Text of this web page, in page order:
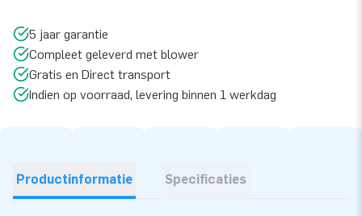
5 jaar garantie
Compleet geleverd met blower
Gratis en Direct transport
Indien op voorraad, levering binnen 1 werkdag
Productinformatie Specificaties